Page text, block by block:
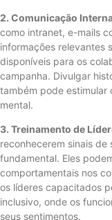
2. Comunicação
como intranet, e-mails
informações relevantes
disponíveis para os
campanha. Divulgar
também pode estimular
mental.
3. Treinamento de
reconhecerem sinais de
fundamental. Eles
comportamentais nos
os líderes capacitados
inclusivo, onde os
seus sentimentos.